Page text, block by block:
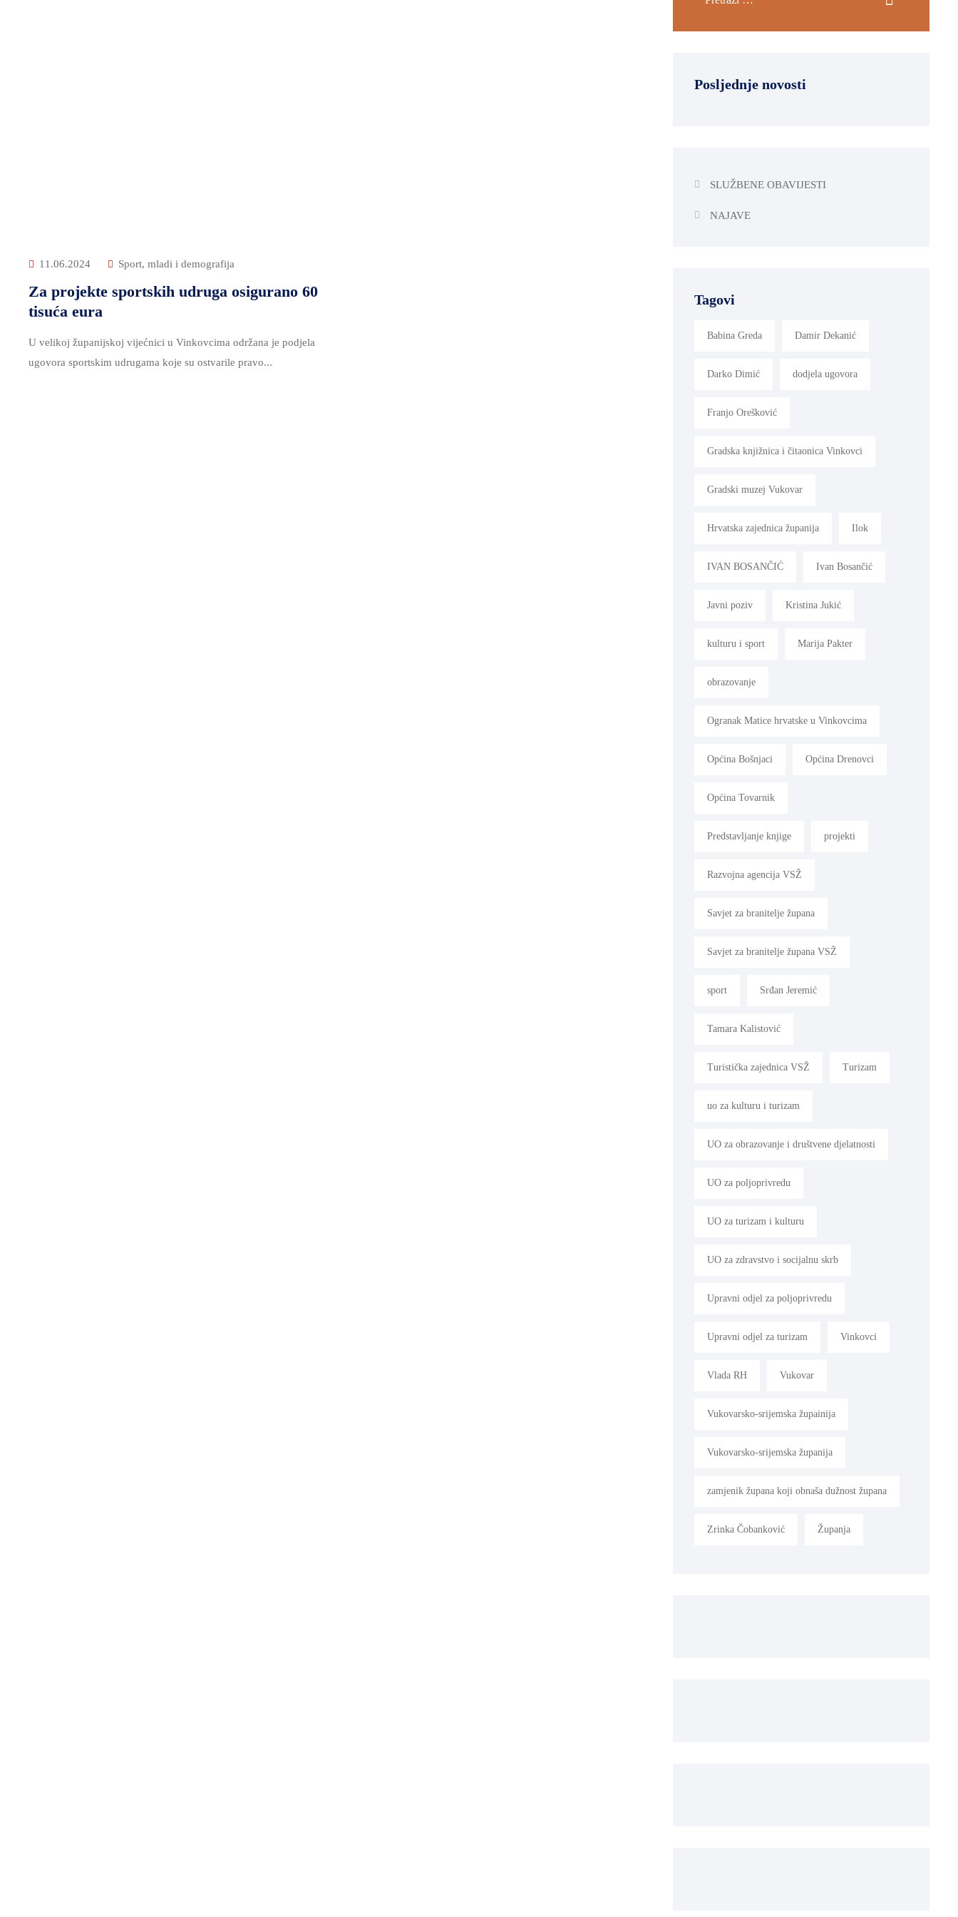
11.06.2024 Sport, mladi i demografija
Za projekte sportskih udruga osigurano 60
tisuća eura
U velikoj županijskoj vijećnici u Vinkovcima održana je podjela
ugovora sportskim udrugama koje su ostvarile pravo...
Posljednje novosti
SLUŽBENE OBAVIJESTI
NAJAVE
Tagovi
Babina Greda Damir Dekanić
Darko Dimić dodjela ugovora
Franjo Orešković
Gradska knjižnica i čitaonica Vinkovci
Gradski muzej Vukovar
Hrvatska zajednica županija Ilok
IVAN BOSANČIĆ Ivan Bosančić
Javni poziv Kristina Jukić
kulturu i sport Marija Pakter
obrazovanje
Ogranak Matice hrvatske u Vinkovcima
Općina Bošnjaci Općina Drenovci
Općina Tovarnik
Predstavljanje knjige projekti
Razvojna agencija VSŽ
Savjet za branitelje župana
Savjet za branitelje župana VSŽ
sport Srđan Jeremić
Tamara Kalistović
Turistička zajednica VSŽ Turizam
uo za kulturu i turizam
UO za obrazovanje i društvene djelatnosti
UO za poljoprivredu
UO za turizam i kulturu
UO za zdravstvo i socijalnu skrb
Upravni odjel za poljoprivredu
Upravni odjel za turizam Vinkovci
Vlada RH Vukovar
Vukovarsko-srijemska župainija
Vukovarsko-srijemska županija
zamjenik župana koji obnaša dužnost župana
Zrinka Čobanković Županja